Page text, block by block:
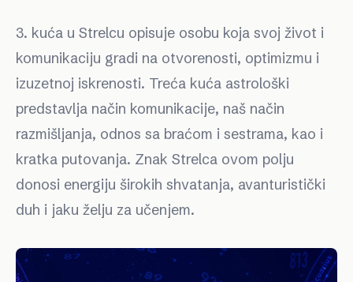
3. kuća u Strelcu opisuje osobu koja svoj život i
komunikaciju gradi na otvorenosti, optimizmu i
izuzetnoj iskrenosti. Treća kuća astrološki
predstavlja način komunikacije, naš način
razmišljanja, odnos sa braćom i sestrama, kao i
kratka putovanja. Znak Strelca ovom polju
donosi energiju širokih shvatanja, avanturistički
duh i jaku želju za učenjem.